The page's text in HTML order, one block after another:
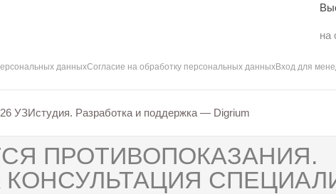
на
данныхСогласие на обработку персональных данныхВход для
УЗИстудия. Разработка и поддержка — Digrium
ПРОТИВОПОКАЗАНИЯ.